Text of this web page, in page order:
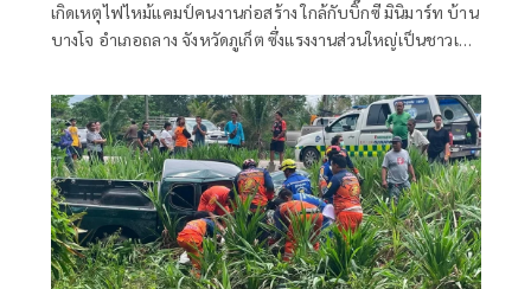
เกิดเหตุไฟไหม้แคมป์คนงานก่อสร้าง ใกล้กับบิ๊กซี มินิมาร์ท บ้าน
บางโจ อำเภอถลาง จังหวัดภูเก็ต ซึ่งแรงงานส่วนใหญ่เป็นชาวเมีย